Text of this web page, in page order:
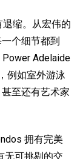
缩。从宏伟的
个细节都到
Adelaide
例如室外游泳
至还有艺术家
拥有完美
无可挑剔的交